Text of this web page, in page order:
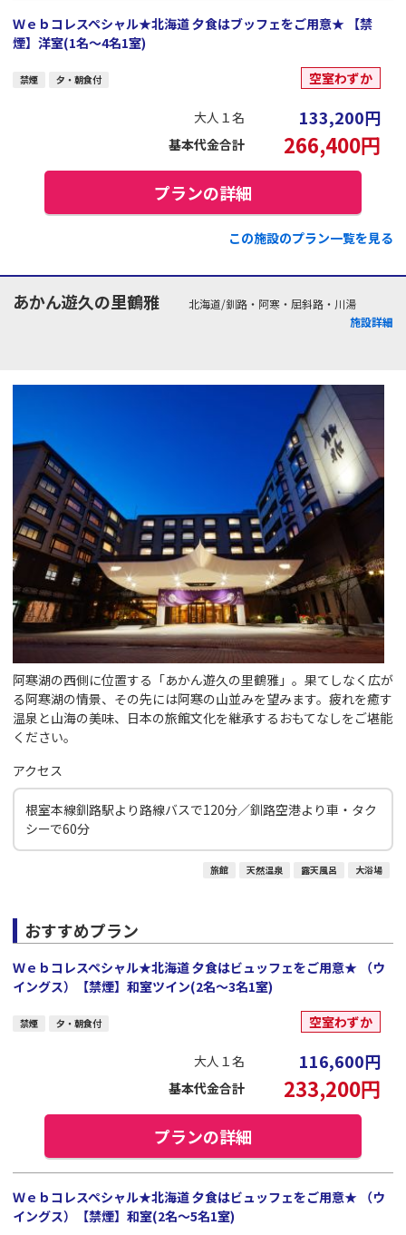
Ｗｅｂコレスペシャル★北海道 夕食はブッフェをご用意★ 【禁
煙】洋室(1名～4名1室)
禁煙 夕・朝食付 空室わずか
大人１名 133,200円
基本代金合計 266,400円
プランの詳細
この施設のプラン一覧を見る
あかん遊久の里鶴雅
北海道/釧路・阿寒・屈斜路・川湯
施設詳細
阿寒湖の西側に位置する「あかん遊久の里鶴雅」。果てしなく広が
る阿寒湖の情景、その先には阿寒の山並みを望みます。疲れを癒す
温泉と山海の美味、日本の旅館文化を継承するおもてなしをご堪能
ください。
アクセス
根室本線釧路駅より路線バスで120分／釧路空港より車・タク
シーで60分
旅館 天然温泉 露天風呂 大浴場
おすすめプラン
Ｗｅｂコレスペシャル★北海道 夕食はビュッフェをご用意★ （ウ
イングス）【禁煙】和室ツイン(2名～3名1室)
禁煙 夕・朝食付 空室わずか
大人１名 116,600円
基本代金合計 233,200円
プランの詳細
Ｗｅｂコレスペシャル★北海道 夕食はビュッフェをご用意★ （ウ
イングス）【禁煙】和室(2名～5名1室)